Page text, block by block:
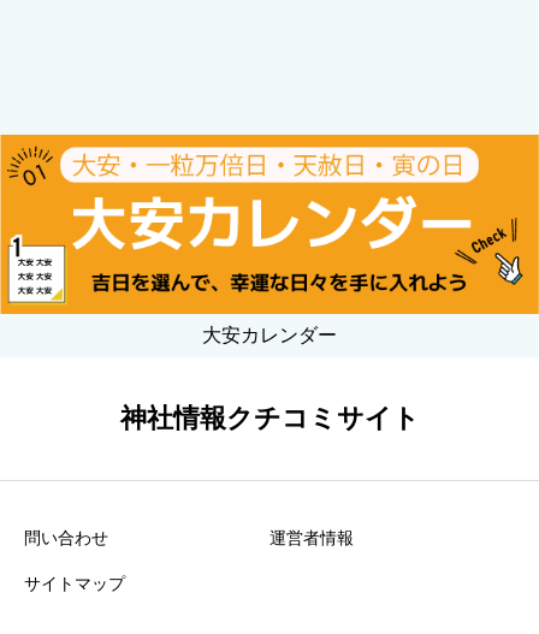
大安カレンダー
神社情報クチコミサイト
問い合わせ
サイトマップ
運営者情報